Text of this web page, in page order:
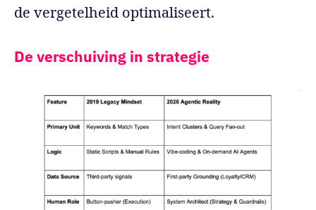
de vergetelheid optimaliseert.
De verschuiving in strategie